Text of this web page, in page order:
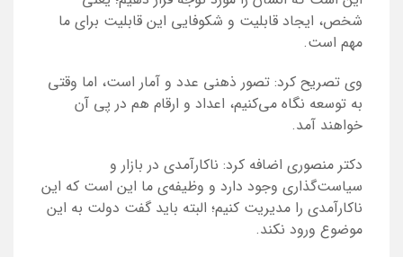
شخص، ایجاد قابلیت و شکوفایی این قابلیت برای ما
مهم است.
وی تصریح کرد: تصور ذهنی عدد و آمار است، اما وقتی
به توسعه نگاه می‌کنیم، اعداد و ارقام هم در پی آن
خواهند آمد.
دکتر منصوری اضافه کرد: ناکارآمدی در بازار و
سیاست‌گذاری وجود دارد و وظیفه‌ی ما این است که این
ناکارآمدی را مدیریت کنیم؛ البته باید گفت دولت به این
موضوع ورود نکند.